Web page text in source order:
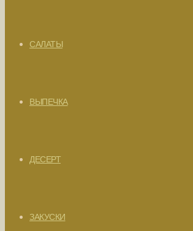
САЛАТЫ
ВЫПЕЧКА
ДЕСЕРТ
ЗАКУСКИ